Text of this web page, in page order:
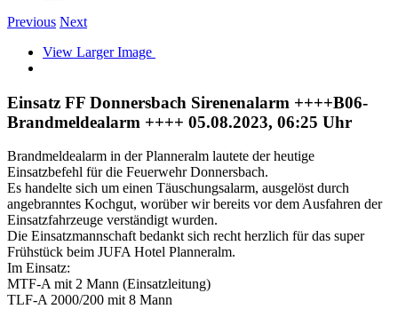
Previous Next
View Larger Image
Einsatz FF Donnersbach Sirenenalarm ++++B06-
Brandmeldealarm ++++ 05.08.2023, 06:25 Uhr
Brandmeldealarm in der Planneralm lautete der heutige
Einsatzbefehl für die Feuerwehr Donnersbach.
Es handelte sich um einen Täuschungsalarm, ausgelöst durch
angebranntes Kochgut, worüber wir bereits vor dem Ausfahren der
Einsatzfahrzeuge verständigt wurden.
Die Einsatzmannschaft bedankt sich recht herzlich für das super
Frühstück beim JUFA Hotel Planneralm.
Im Einsatz:
MTF-A mit 2 Mann (Einsatzleitung)
TLF-A 2000/200 mit 8 Mann